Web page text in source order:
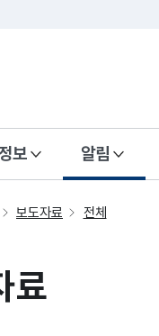
보 알림
보도자료 전체
료